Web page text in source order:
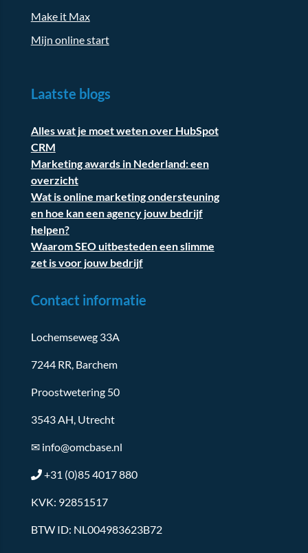
Make it Max
Mijn online start
Laatste blogs
Alles wat je moet weten over HubSpot
CRM
Marketing awards in Nederland: een
overzicht
Wat is online marketing ondersteuning
en hoe kan een agency jouw bedrijf
helpen?
Waarom SEO uitbesteden een slimme
zet is voor jouw bedrijf
Contact informatie
Lochemseweg 33A
7244 RR, Barchem
Proostwetering 50
3543 AH, Utrecht
✉ info@omcbase.nl
+31 (0)85 4017 880
KVK: 92851517
BTW ID: NL004983623B72